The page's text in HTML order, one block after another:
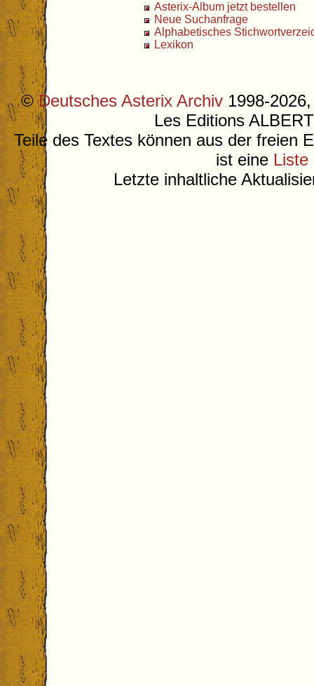
Asterix-Album jetzt bestellen
Neue Suchanfrage
Alphabetisches
Lexikon
©Deutsches Asterix Archiv 1998-
Les Editions
Teile des Textes können aus der freien
ist eine Liste
Letzte inhaltliche